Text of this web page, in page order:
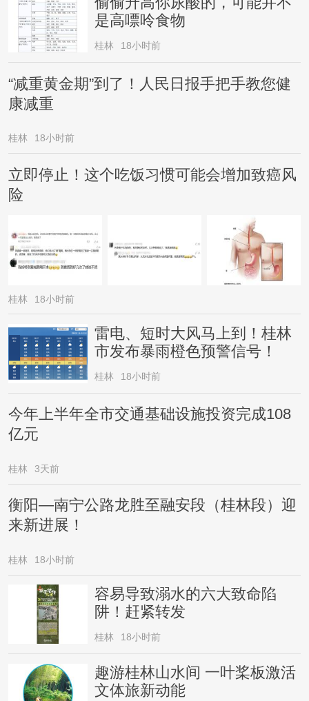
是高嘌呤食物
桂林 18小时前
“减重黄金期”到了！人民日报手把手教您健
康减重
桂林 18小时前
立即停止！这个吃饭习惯可能会增加致癌风
险
桂林 18小时前
雷电、短时大风马上到！桂林
市发布暴雨橙色预警信号！
桂林 18小时前
今年上半年全市交通基础设施投资完成108
亿元
桂林 3天前
衡阳—南宁公路龙胜至融安段（桂林段）迎
来新进展！
桂林 18小时前
容易导致溺水的六大致命陷
阱！赶紧转发
桂林 18小时前
趣游桂林山水间 一叶桨板激活
文体旅新动能